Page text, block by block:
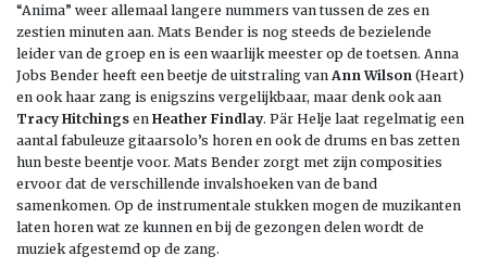
“Anima” weer allemaal langere nummers van tussen de zes en
zestien minuten aan. Mats Bender is nog steeds de bezielende
leider van de groep en is een waarlijk meester op de toetsen. Anna
Jobs Bender heeft een beetje de uitstraling van Ann Wilson (Heart)
en ook haar zang is enigszins vergelijkbaar, maar denk ook aan
Tracy Hitchings en Heather Findlay. Pär Helje laat regelmatig een
aantal fabuleuze gitaarsolo’s horen en ook de drums en bas zetten
hun beste beentje voor. Mats Bender zorgt met zijn composities
ervoor dat de verschillende invalshoeken van de band
samenkomen. Op de instrumentale stukken mogen de muzikanten
laten horen wat ze kunnen en bij de gezongen delen wordt de
muziek afgestemd op de zang.